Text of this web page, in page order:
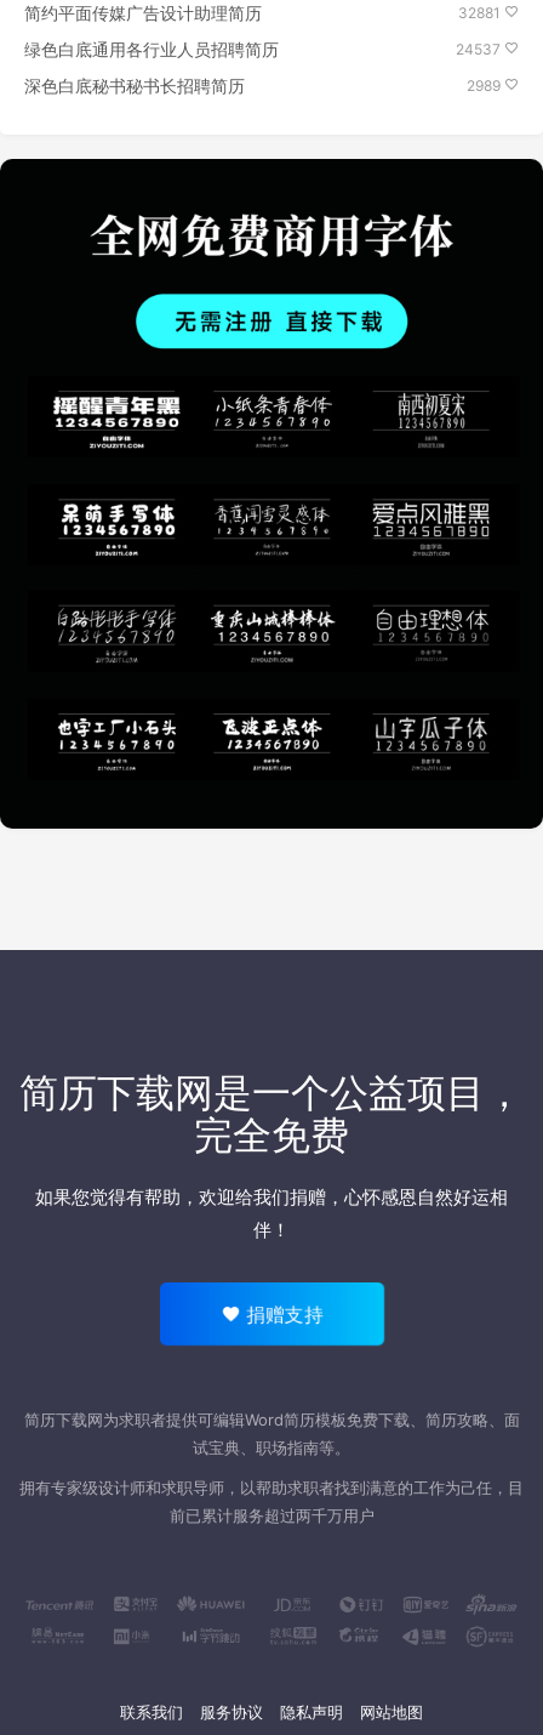
简约平面传媒广告设计助理简历 32881
绿色白底通用各行业人员招聘简历 24537
深色白底秘书秘书长招聘简历 2989
简历下载网是一个公益项目，
完全免费
如果您觉得有帮助，欢迎给我们捐赠 ，心怀感恩自然好运相
伴！
捐赠支持
简历下载网为求职者提供可编辑Word简历模板免费下载、简历攻略、面
试宝典、职场指南等。
拥有专家级设计师和求职导师，以帮助求职者找到满意的工作为己任，目
前已累计服务超过两千万用户
联系我们 服务协议 隐私声明 网站地图